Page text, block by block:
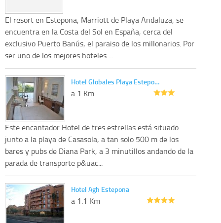
El resort en Estepona, Marriott de Playa Andaluza, se
encuentra en la Costa del Sol en España, cerca del
exclusivo Puerto Banús, el paraiso de los millonarios. Por
ser uno de los mejores hoteles ...
Hotel Globales Playa Estepo…
a 1 Km
Este encantador Hotel de tres estrellas está situado
junto a la playa de Casasola, a tan solo 500 m de los
bares y pubs de Diana Park, a 3 minutillos andando de la
parada de transporte p&uac...
Hotel Agh Estepona
a 1.1 Km